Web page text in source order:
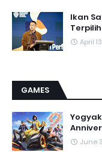
Ikan
April
GAMES
June